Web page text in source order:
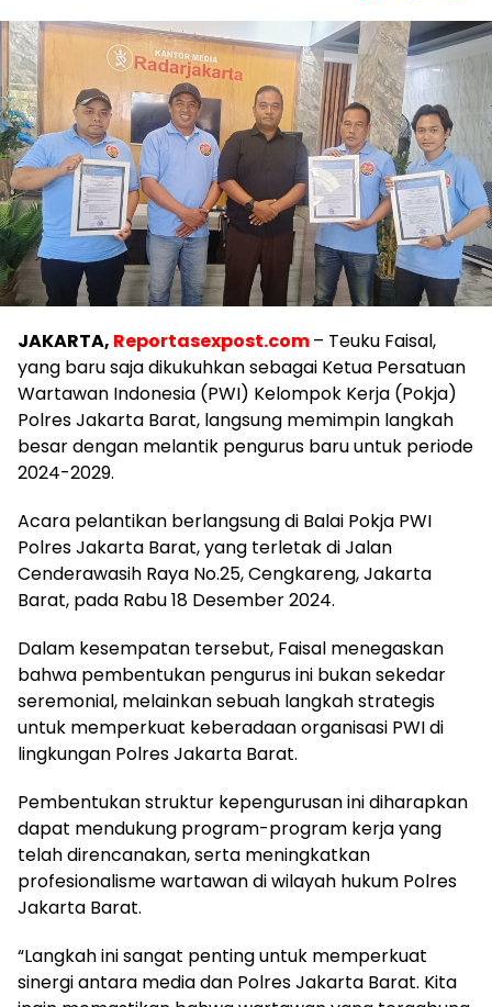
JAKARTA, Reportasexpost.com– Teuku Faisal,
yang baru saja dikukuhkan sebagai Ketua Persatuan
Wartawan Indonesia (PWI) Kelompok Kerja (Pokja)
Polres Jakarta Barat, langsung memimpin langkah
besar dengan melantik pengurus baru untuk periode
2024-2029.
Acara pelantikan berlangsung di Balai Pokja PWI
Polres Jakarta Barat, yang terletak di Jalan
Cenderawasih Raya No.25, Cengkareng, Jakarta
Barat, pada Rabu 18 Desember 2024.
Dalam kesempatan tersebut, Faisal menegaskan
bahwa pembentukan pengurus ini bukan sekedar
seremonial, melainkan sebuah langkah strategis
untuk memperkuat keberadaan organisasi PWI di
lingkungan Polres Jakarta Barat.
Pembentukan struktur kepengurusan ini diharapkan
dapat mendukung program-program kerja yang
telah direncanakan, serta meningkatkan
profesionalisme wartawan di wilayah hukum Polres
Jakarta Barat.
“Langkah ini sangat penting untuk memperkuat
sinergi antara media dan Polres Jakarta Barat. Kita